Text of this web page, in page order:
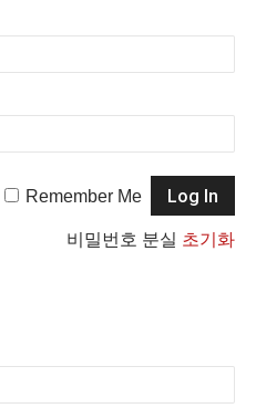
Remember Me
비밀번호 분실 초기화